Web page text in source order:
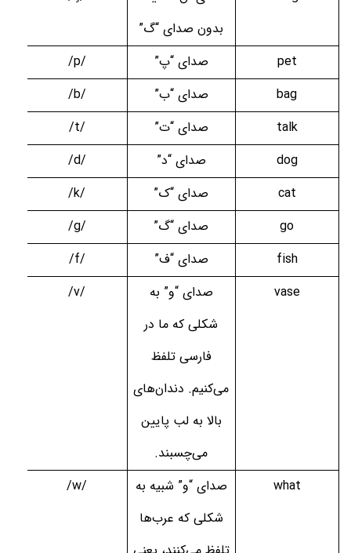
بدون صدای “گ”
pet صدای “پ”
/p/
bag
صدای “ب”
/b/
talk
صدای “ت”
/t/
dog
صدای “د”
/d/
cat
صدای “ک”
/k/
go
صدای “گ”
/g/
fish
صدای “ف”
/f/
vase
صدای “و” به
شکلی که ما در
فارسی تلفظ
می‌کنیم. دندان‌های
بالا به لب پایین
می‌چسبند.
/v/
what
صدای “و” شبیه به
شکلی که عرب‌ها
/w/